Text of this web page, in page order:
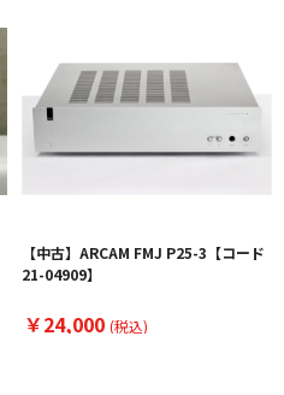
【中古】ARCAM FMJ P25-3【コード
21-04909】
￥24,000 (税込)